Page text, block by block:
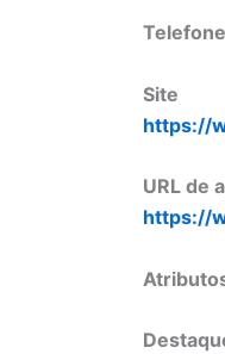
Site
https://
URL de
https://